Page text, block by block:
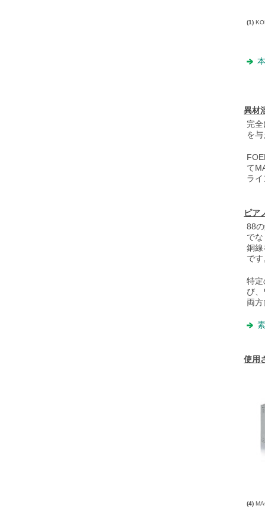
(1)
異材
完
を
て
ラ
ピア
88
で
銅線
です
特定
び、
両
使用
(4)